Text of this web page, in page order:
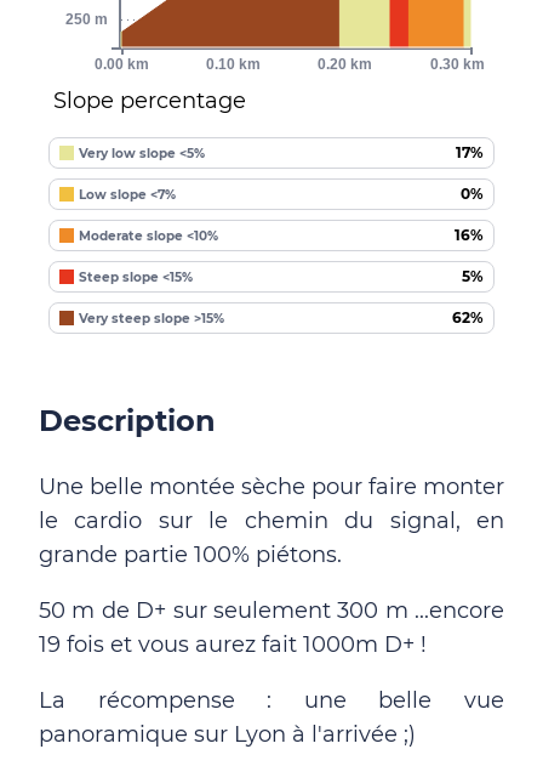
Slope percentage
Very low slope <5% 17%
Low slope <7% 0%
Moderate slope <10% 16%
Steep slope <15% 5%
Very steep slope >15% 62%
0.00 km 0.10 km 0.20 km 0.30 km
250 m
Description
Une belle montée sèche pour faire monter
le cardio sur le chemin du signal, en
grande partie 100% piétons.
50 m de D+ sur seulement 300 m ...encore
19 fois et vous aurez fait 1000m D+ !
La récompense : une belle vue
panoramique sur Lyon à l'arrivée ;)